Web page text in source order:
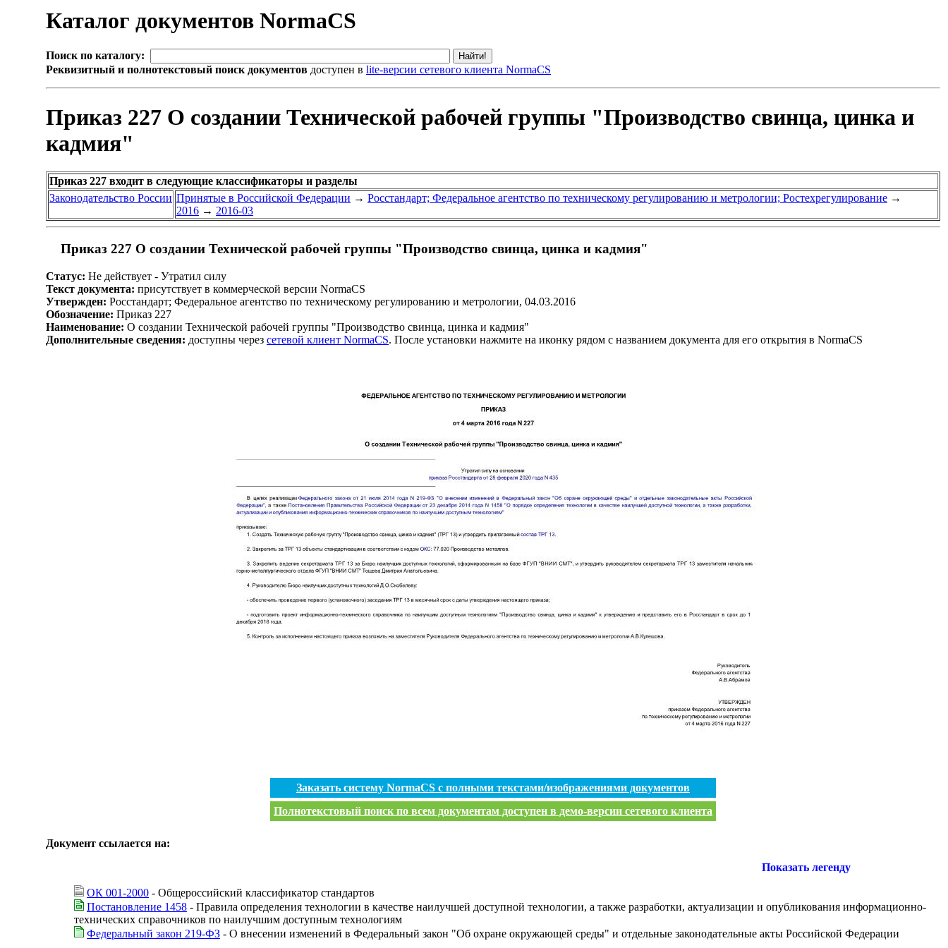
Каталог документов NormaCS
Поиск по каталогу:
Реквизитный и полнотекстовый поиск документов доступен в lite-версии сетевого клиента NormaCS
Приказ 227 О создании Технической рабочей группы "Производство свинца, цинка и
кадмия"
Приказ 227 входит в следующие классификаторы и разделы
Законодательство России Принятые в Российской Федерации → Росстандарт; Федеральное агентство по техническому регулированию и метрологии; Ростехрегулирование →
2016 → 2016-03
Приказ 227 О создании Технической рабочей группы "Производство свинца, цинка и кадмия"
Статус: Не действует - Утратил силу
Текст документа: присутствует в коммерческой версии NormaCS
Утвержден: Росстандарт; Федеральное агентство по техническому регулированию и метрологии, 04.03.2016
Обозначение: Приказ 227
Наименование: О создании Технической рабочей группы "Производство свинца, цинка и кадмия"
Дополнительные сведения: доступны через сетевой клиент NormaCS. После установки нажмите на иконку рядом с названием документа для его открытия в NormaCS
Заказать систему NormaCS с полными текстами/изображениями документов
Полнотекстовый поиск по всем документам доступен в демо-версии сетевого клиента
Документ ссылается на:
Показать легенду
ОК 001-2000 - Общероссийский классификатор стандартов
Постановление 1458 - Правила определения технологии в качестве наилучшей доступной технологии, а также разработки, актуализации и опубликования информационно-
технических справочников по наилучшим доступным технологиям
Федеральный закон 219-ФЗ - О внесении изменений в Федеральный закон "Об охране окружающей среды" и отдельные законодательные акты Российской Федерации